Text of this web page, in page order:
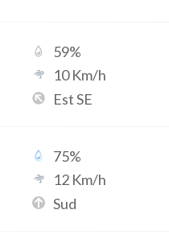
59%
10Km/h
Est SE
75%
12 Km/h
Sud